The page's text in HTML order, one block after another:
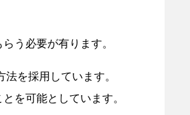
う必要が有ります。
を採用しています。
を可能としています。